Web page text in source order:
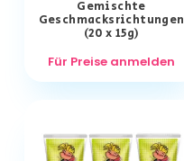
Gemischte
Geschmacksrichtungen
(20 x 15g)
Für Preise anmelden